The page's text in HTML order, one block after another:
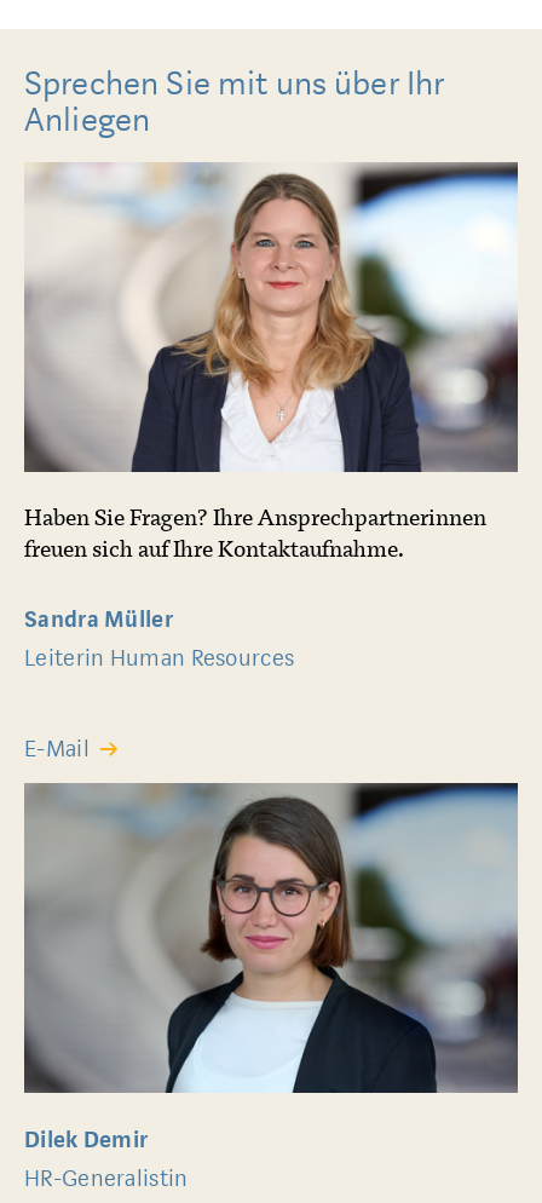
Sprechen Sie mit uns über Ihr
Anliegen
Haben Sie Fragen? Ihre Ansprechpartnerinnen
freuen sich auf Ihre Kontaktaufnahme.
Sandra Müller
Leiterin Human Resources
E-Mail
Dilek Demir
HR-Generalistin